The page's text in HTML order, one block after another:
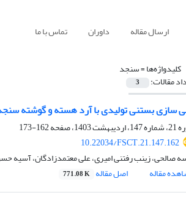
ارسال مقاله داوران تماس با ما
کلیدواژه‌ها =سنجد
مقالات: 3
سازی بستنی تولیدی با آرد هسته و گوشته
1403، صفحه
162-173
10.22034/FSCT.21.147.162
صالحی، زینب رفتنی امیری، علی معتمدزادگان، آسیه
مقاله
اصل مقاله 771.08 K